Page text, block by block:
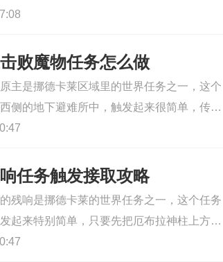
取的地块慢慢扩展领地、经营经济、布置防
，深海里的诡异生物会被灯塔光芒吸引，成
败魔物任务怎么做
主是挪德卡莱区域里的世界任务之一，这个
侧的地下避难所中，触发起来很简单，传送
传送锚点后，往右边走几步就能看到带蓝色
里，要对付的是难缠的兽境猎犬，不能直接
任务触发接取攻略
残响是挪德卡莱的世界任务之一，这个任务
起来特别简单，只要先把厄布拉神柱上方的
送到这个锚点后，往北边的小营地走几步，